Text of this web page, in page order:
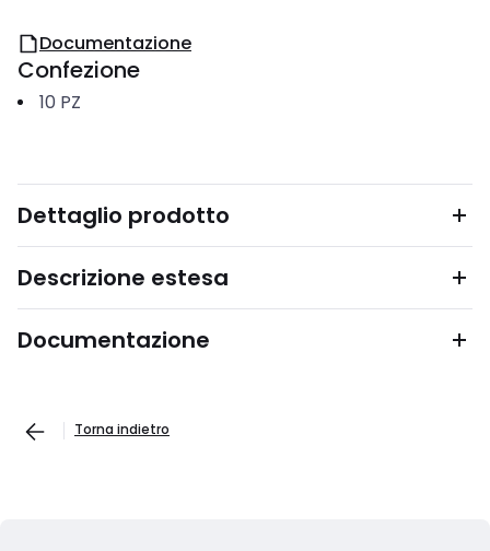
Documentazione
Confezione
10 PZ
Dettaglio prodotto
Descrizione estesa
Documentazione
Torna indietro